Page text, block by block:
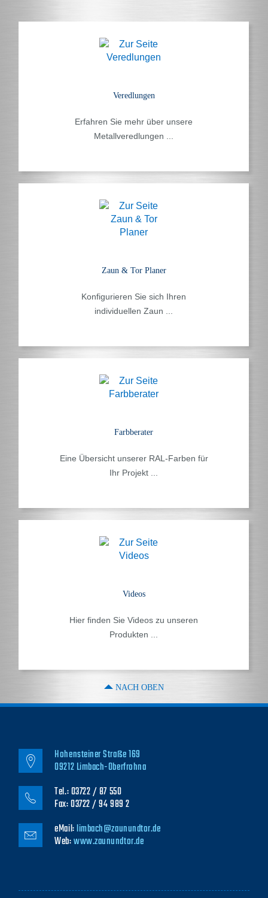
Veredlungen
Erfahren Sie mehr über unsere
Metallveredlungen ...
Zaun & Tor Planer
Konfigurieren Sie sich Ihren
individuellen Zaun ...
Farbberater
Eine Übersicht unserer RAL-Farben für
Ihr Projekt ...
Videos
Hier finden Sie Videos zu unseren
Produkten ...
NACH OBEN
Hohensteiner Straße 169
09212 Limbach-Oberfrohna
Tel.: 03722 / 87 550
Fax: 03722 / 94 989 2
eMail:limbach@zaunundtor.de
Web:www.zaunundtor.de